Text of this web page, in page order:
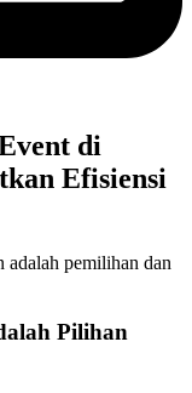
di
Efisiensi
adalah pemilihan dan
Pilihan